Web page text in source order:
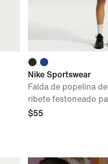
Nike Sportswear
Falda de popelina
ribete festoneado
$55